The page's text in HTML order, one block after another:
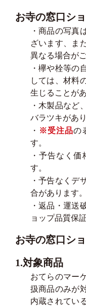
お寺の窓口シ
・商品の写真
ざいます、ま
異なる場合が
・欅や栓等の
しては、材料
生じることが
・木製品など
バラツキがあり
・ ※受注品の
す。
・予告なく
す。
・予告なくデ
合があります。
・返品・運送
ョップ品質保
お寺の窓口シ
1.対象商品
おてらのマー
扱商品のみが
内蔵されてい